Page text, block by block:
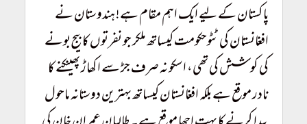
پاکستان کے لیے ایک اہم مقام ہے! ہندوستان نے
افغانستان کی ٹٹوحکومت کیساتھ ملکر جو نفرتوں کا بیج بونے
کی کوشش کی تھی، اسکو نہ صرف جڑ سے اکھاڑ پھینکنے کا
نادر موقع ہے بلکہ افغانستان کیساتھ بہترین دوستانہ ماحول